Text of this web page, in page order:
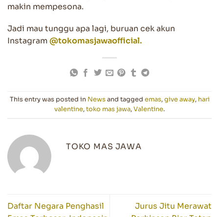
makin mempesona.
Jadi mau tunggu apa lagi, buruan cek akun
Instagram @tokomasjawaofficial.
This entry was posted in Newsand tagged emas,give away, hari
valentine,toko mas jawa,Valentine.
TOKO MAS JAWA
Daftar Negara Penghasil
Jurus Jitu Merawat